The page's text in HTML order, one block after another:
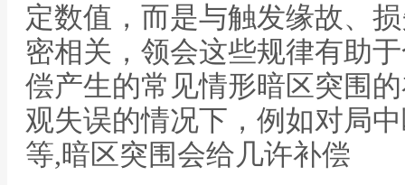
定数值，而是与触发缘故、
密相关，领会这些规律有助
偿产生的常见情形暗区突围
观失误的情况下，例如对局
等,暗区突围会给几许补偿